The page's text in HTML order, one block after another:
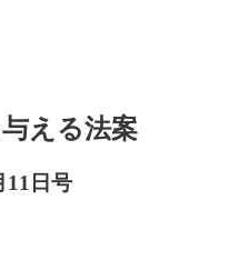
える法案
11日号